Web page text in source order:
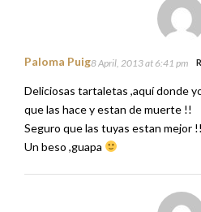
Paloma Puig8 April, 2013 at 6:41 pm
Deliciosas tartaletas ,aquí donde
que las hace y estan de muerte !!
Seguro que las tuyas estan mejor !!
Un beso ,guapa